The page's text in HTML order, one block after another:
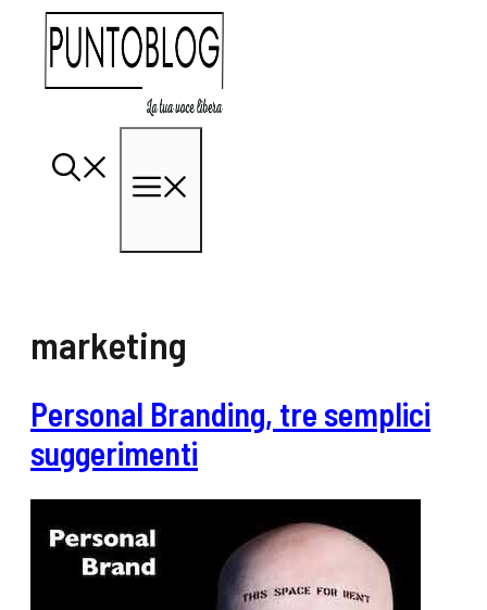
contenuto
marketing
Personal Branding, tre semplici
suggerimenti